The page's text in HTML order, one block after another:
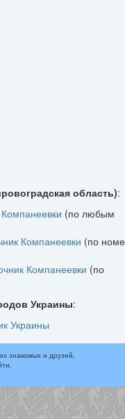
область):
(по любым
Компанеевки (по
Компанеевки (по
Украины:
Украины
знакомых и друзей,